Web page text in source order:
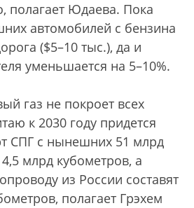
полагает Юдаева. Пока
автомобилей с бензина
($5–10 тыс.), да и
уменьшается на 5–10%.
газ не покроет всех
к 2030 году придется
СПГ с нынешних 51 млрд
млрд кубометров, а
из России составят
полагает Грэхем